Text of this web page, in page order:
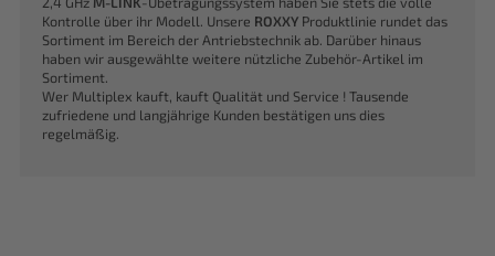
Kontrolle über ihr Modell. Unsere ROXXY Produktlinie rundet das
Sortiment im Bereich der Antriebstechnik ab. Darüber hinaus
haben wir ausgewählte weitere nützliche Zubehör-Artikel im
Sortiment.
Wer Multiplex kauft, kauft Qualität und Service ! Tausende
zufriedene und langjährige Kunden bestätigen uns dies
regelmäßig.